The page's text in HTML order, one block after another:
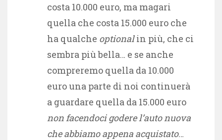
costa 10.000 euro, ma magari
quella che costa 15.000 euro che
ha qualche optionalin più, che ci
sembra più bella… e se anche
compreremo quella da 10.000
euro una parte di noi continuerà
a guardare quella da 15.000 euro
non facendoci godere l’auto nuova
che abbiamo appena acquistato…